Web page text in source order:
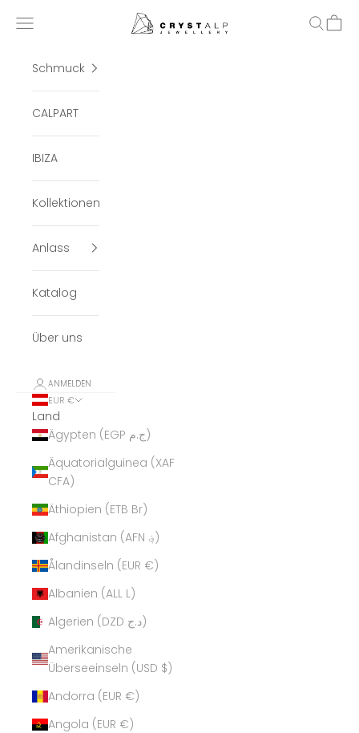
crystalpjewelry
Menü Suchen
Schmuck
CALPART
IBIZA
Kollektionen
Anlass
Katalog
Über uns
ANMELDEN
EUR €
Land
Ägypten (EGP ج.م)
Äquatorialguinea (XAF
CFA)
Äthiopien (ETB Br)
Afghanistan (AFN ؋)
Ålandinseln (EUR €)
Albanien (ALL L)
Algerien (DZD د.ج)
Amerikanische
Überseeinseln (USD $)
Andorra (EUR €)
Angola (EUR €)